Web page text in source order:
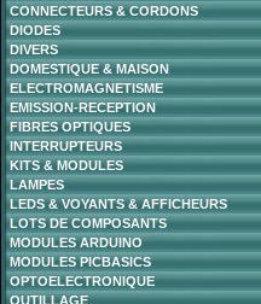
CONNECTEURS & CORDONS
DIODES
DIVERS
DOMESTIQUE & MAISON
ELECTROMAGNETISME
EMISSION-RECEPTION
FIBRES OPTIQUES
INTERRUPTEURS
KITS & MODULES
LAMPES
LEDS & VOYANTS & AFFICHEURS
LOTS DE COMPOSANTS
MODULES ARDUINO
MODULES PICBASICS
OPTOELECTRONIQUE
OUTILLAGE